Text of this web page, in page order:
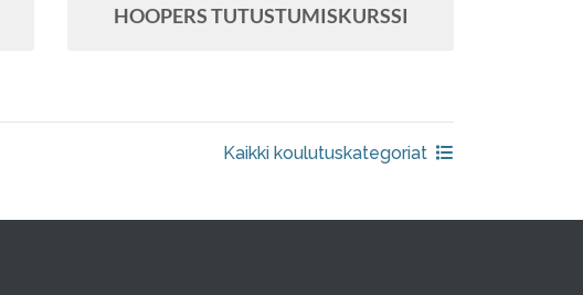
HOOPERS TUTUSTUMISKURSSI
Kaikki koulutuskategoriat